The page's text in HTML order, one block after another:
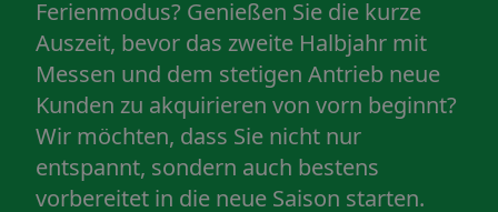
Ferienmodus? Genießen Sie die kurze
Auszeit, bevor das zweite Halbjahr mit
Messen und dem stetigen Antrieb neue
Kunden zu akquirieren von vorn beginnt?
Wir möchten, dass Sie nicht nur
entspannt, sondern auch bestens
vorbereitet in die neue Saison starten.